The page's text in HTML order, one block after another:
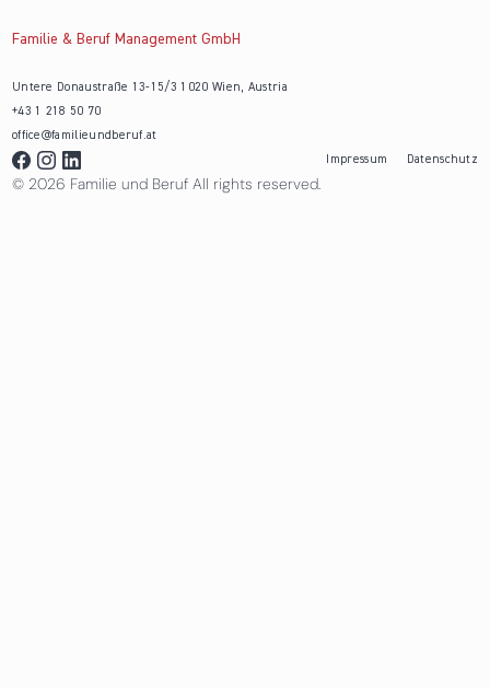
Familie & Beruf Management GmbH
Untere Donaustraße 13-15/3 1020 Wien, Austria
+43 1 218 50 70
office@familieundberuf.at
Impressum
Datenschutz
© 2026 Familie und Beruf All rights reserved.